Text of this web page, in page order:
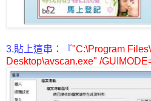
3.貼上這串：『"C:\Program
Desktop\avscan.exe" /